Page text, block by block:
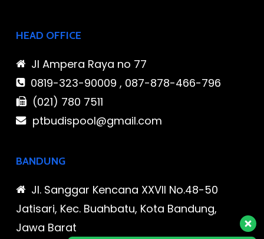
HEAD OFFICE
Jl Ampera Raya no 77
0819-323-90009 , 087-878-466-796
(021) 780 7511
ptbudispool@gmail.com
BANDUNG
Jl. Sanggar Kencana XXVII No.48-50
Jatisari, Kec. Buahbatu, Kota Bandung,
Jawa Barat